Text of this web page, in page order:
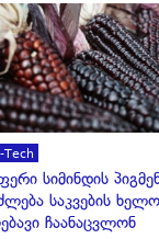
Tech
სიმინდის
საკვების
ჩაანაცვლონ